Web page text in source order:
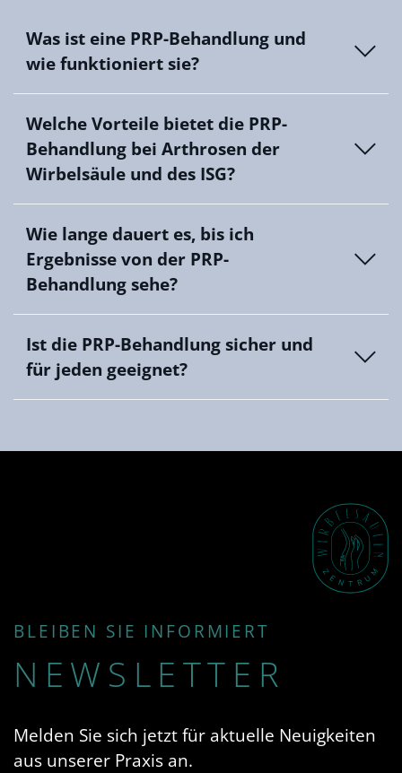
Was ist eine PRP-Behandlung und
wie funktioniert sie?
Welche Vorteile bietet die PRP-
Behandlung bei Arthrosen der
Wirbelsäule und des ISG?
Wie lange dauert es, bis ich
Ergebnisse von der PRP-
Behandlung sehe?
Ist die PRP-Behandlung sicher und
für jeden geeignet?
BLEIBEN SIE INFORMIERT
NEWSLETTER
Melden Sie sich jetzt für aktuelle Neuigkeiten
aus unserer Praxis an.